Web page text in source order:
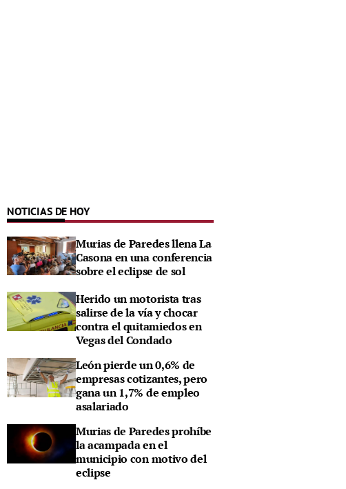
NOTICIAS DE HOY
Murias de Paredes llena La
Casona en una conferencia
sobre el eclipse de sol
Herido un motorista tras
salirse de la vía y chocar
contra el quitamiedos en
Vegas del Condado
León pierde un 0,6% de
empresas cotizantes, pero
gana un 1,7% de empleo
asalariado
Murias de Paredes prohíbe
la acampada en el
municipio con motivo del
eclipse